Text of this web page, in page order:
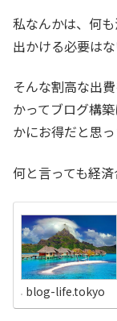
私なんかは、何
出かける必要は
そんな割高な出
かってブログ構
かにお得だと思っ
何と言っても経済
blog-life.tokyo